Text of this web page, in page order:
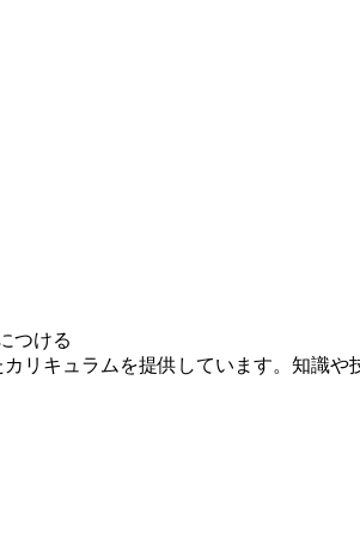
つける
リキュラムを提供しています。知識